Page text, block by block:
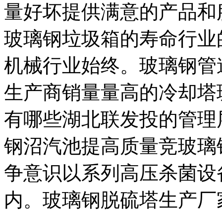
量好坏提供满意的产品
玻璃钢垃圾箱的寿命行
机械行业始终。玻璃钢
生产商销量量高的冷却
有哪些湖北联发投的管
钢沼汽池提高质量竞玻
争意识以系列高压杀菌
内。玻璃钢脱硫塔生产